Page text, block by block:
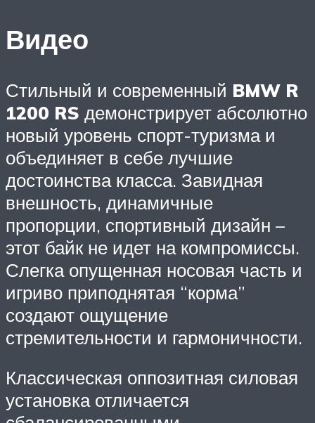
Видео
Стильный и современный BMW R
1200 RS демонстрирует абсолютно
новый уровень спорт-туризма и
объединяет в себе лучшие
достоинства класса. Завидная
внешность, динамичные
пропорции, спортивный дизайн –
этот байк не идет на компромиссы.
Слегка опущенная носовая часть и
игриво приподнятая “корма”
создают ощущение
стремительности и гармоничности.
Классическая оппозитная силовая
установка отличается